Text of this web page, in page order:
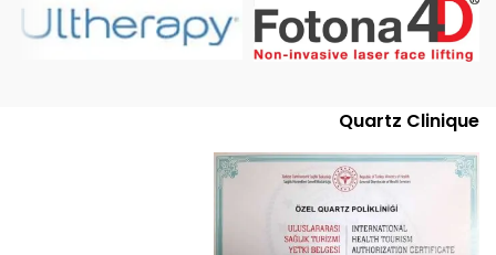
Quartz Clinique